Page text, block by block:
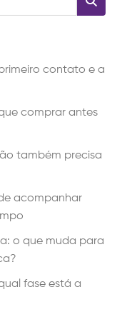
contato e a
comprar antes
também precisa
acompanhar
o que muda para
fase está a